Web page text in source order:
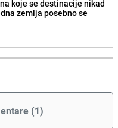
koje se destinacije nikad
zemlja posebno se
(1)